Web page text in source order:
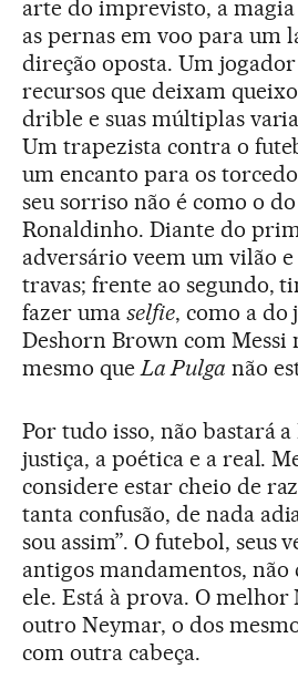
arte do imprevisto, a
as pernas em voo para um
direção oposta. Um
recursos que deixam
drible e suas múltiplas
Um trapezista contra o
um encanto para os
seu sorriso não é como o
Ronaldinho. Diante do
adversário veem um vilão e
travas; frente ao segundo,
fazer uma selfie, como a do
Deshorn Brown com Messi
mesmo queLa Pulga não
Por tudo isso, não bastará
justiça, a poética e a real.
considere estar cheio de
tanta confusão, de nada
sou assim”. O futebol, seus
antigos mandamentos, não
ele. Está à prova. O melhor
outro Neymar, o dos
com outra cabeça.